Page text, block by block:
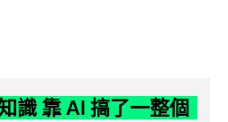
識 靠 AI 搞了一整個